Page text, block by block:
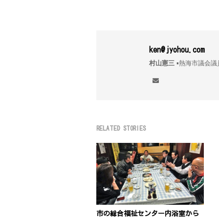
ken@jyohou.com
村山憲三 ▪︎熱海市議
RELATED STORIES
市の総合福祉センター内浴室から